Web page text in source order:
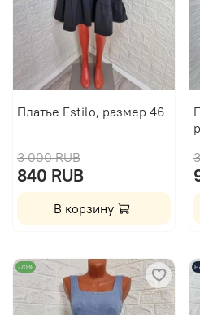
Платье Estilo, размер 46
3 000 RUB
840 RUB
В корзину
-70%